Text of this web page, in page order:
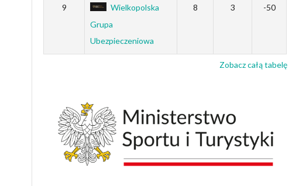
9
Wielkopolska
Grupa
Ubezpieczeniowa
8 3 -50
Zobacz całą tabelę